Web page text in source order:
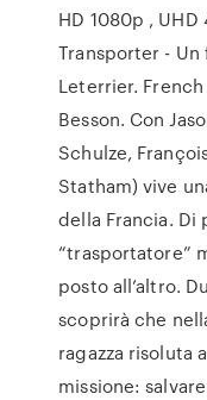
HD 1080p , UHD
Transporter - Un
Leterrier.
Besson. Con
Schulze,
Statham) vive
della Francia. Di
“trasportatore”
posto all’altro.
scoprirà che
ragazza risoluta
missione: